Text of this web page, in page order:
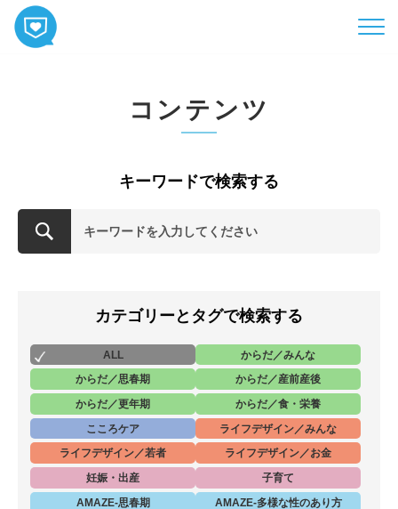
お知らせ
コンテンツ
キーワードで検索する
カテゴリーとタグで検索する
ALL
からだ／みんな
からだ／思春期
からだ／産前産後
からだ／更年期
からだ／食・栄養
こころケア
ライフデザイン／みんな
ライフデザイン／若者
ライフデザイン／お金
妊娠・出産
子育て
AMAZE-思春期
AMAZE-多様な性のあり方